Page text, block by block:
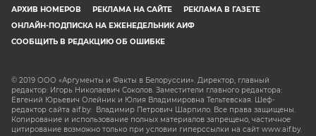
АРХИВ НОМЕРОВ РЕКЛАМА НА САЙТЕ
РЕКЛАМА В ГАЗЕТЕ
ОНЛАЙН-ПОДПИСКА НА ЕЖЕНЕДЕЛЬНИК АИФ
СООБЩИТЬ В РЕДАКЦИЮ ОБ ОШИБКЕ
© 2019 ООО «Аргументы и Факты в Белоруссии». Директор, главный
редактор: Игорь Николаевич Соколов. Заместители главного редактора:
Евгений Юрьевич Олейник и Юлия Владимировна Тельтевская. Шеф-
редактор сайта aif.by: Владимир Петрович Шарпило. Все права защищены.
Копирование и использование полных материалов запрещено, частичное
цитирование возможно только при условии гиперссылки на сайт www.aif.by.